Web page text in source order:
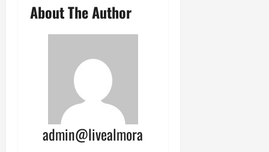
About The Author
admin@livealmora